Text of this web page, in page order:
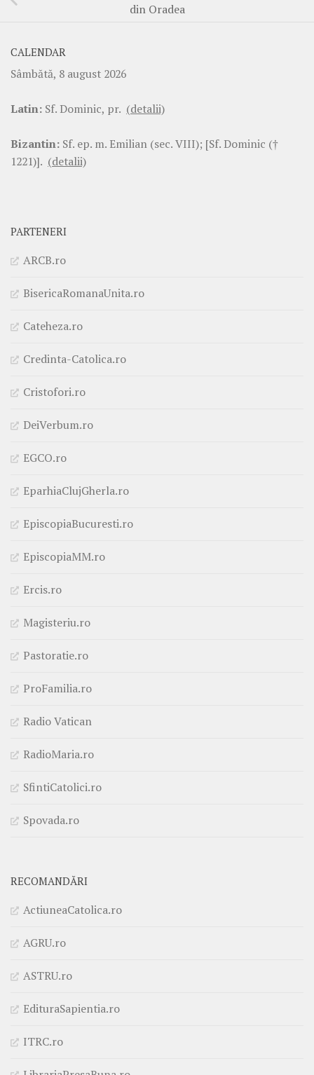
din Oradea
CALENDAR
Sâmbătă, 8 august 2026
Latin: Sf. Dominic, pr. (detalii)
Bizantin: Sf. ep. m. Emilian (sec. VIII); [Sf. Dominic (†
1221)]. (detalii)
PARTENERI
ARCB.ro
BisericaRomanaUnita.ro
Cateheza.ro
Credinta-Catolica.ro
Cristofori.ro
DeiVerbum.ro
EGCO.ro
EparhiaClujGherla.ro
EpiscopiaBucuresti.ro
EpiscopiaMM.ro
Ercis.ro
Magisteriu.ro
Pastoratie.ro
ProFamilia.ro
Radio Vatican
RadioMaria.ro
SfintiCatolici.ro
Spovada.ro
RECOMANDĂRI
ActiuneaCatolica.ro
AGRU.ro
ASTRU.ro
EdituraSapientia.ro
ITRC.ro